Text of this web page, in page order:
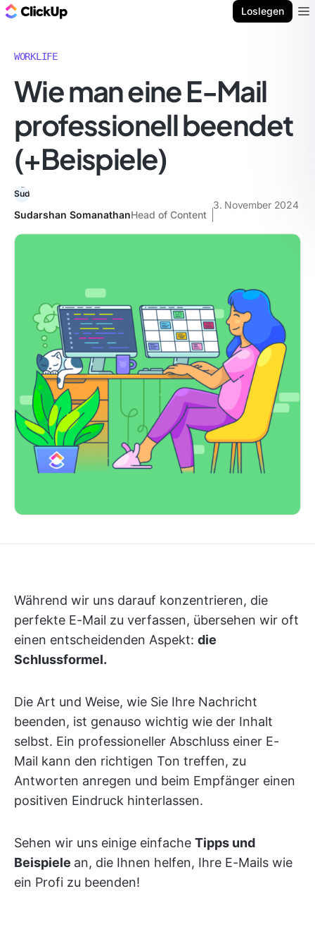
Loslegen
WORKLIFE
Wie man eine E-Mail
professionell beendet
(+Beispiele)
Sudarshan SomanathanHead of Content
3. November 2024
Während wir uns darauf konzentrieren, die
perfekte E-Mail zu verfassen, übersehen wir oft
einen entscheidenden Aspekt: die
Schlussformel.
Die Art und Weise, wie Sie Ihre Nachricht
beenden, ist genauso wichtig wie der Inhalt
selbst. Ein professioneller Abschluss einer E-
Mail kann den richtigen Ton treffen, zu
Antworten anregen und beim Empfänger einen
positiven Eindruck hinterlassen.
Sehen wir uns einige einfache Tipps und
Beispiele an, die Ihnen helfen, Ihre E-Mails wie
ein Profi zu beenden!